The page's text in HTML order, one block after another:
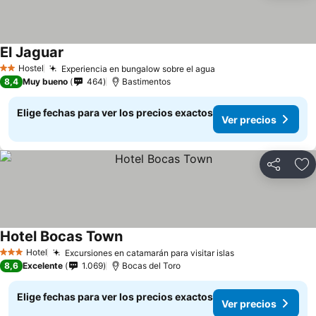
2 Estrellas
Hostel Experiencia en bungalow sobre el agua
El Jaguar
8,4 Muy bueno 464 Bastimentos
Elige fechas para ver los precios exactos
Ver precios
Compartir
3 Estrellas
Hotel Excursiones en catamarán para visitar islas
Hotel Bocas Town
8,6 Excelente 1.069 Bocas del Toro
Elige fechas para ver los precios exactos
Ver precios